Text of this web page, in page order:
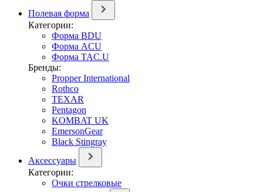
Полевая форма
Категории:
Форма BDU
Форма ACU
Форма TAC.U
Бренды:
Propper International
Rothco
TEXAR
Pentagon
KOMBAT UK
EmersonGear
Black Stingray
Аксессуары
Категории:
Очки стрелковые